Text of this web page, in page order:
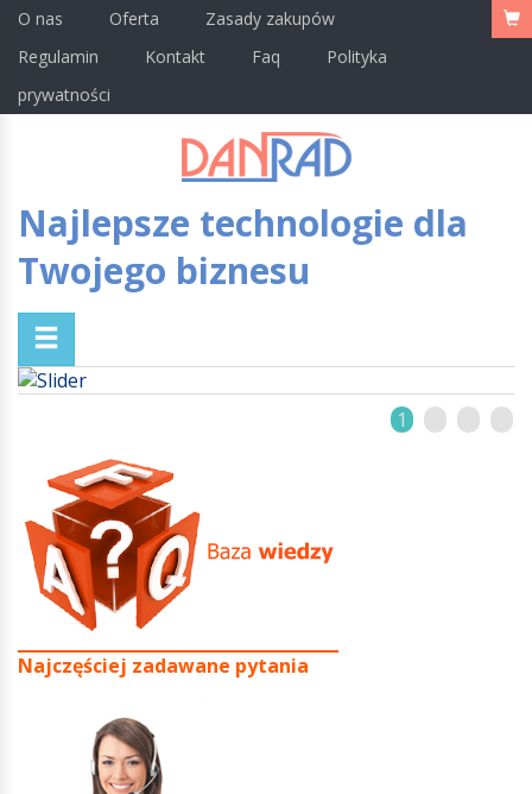
O nas Oferta
Zasady zakupów
Regulamin
Kontakt Faq
Polityka
prywatności
Najlepsze technologie dla
Twojego biznesu
1
Najczęściej zadawane pytania